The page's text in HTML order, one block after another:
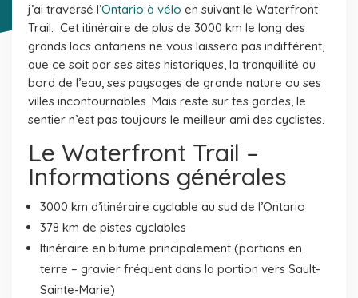
j’ai traversé l’Ontario à vélo en suivant le Waterfront
Trail. Cet itinéraire de plus de 3000 km le long des
grands lacs ontariens ne vous laissera pas indifférent,
que ce soit par ses sites historiques, la tranquillité du
bord de l’eau, ses paysages de grande nature ou ses
villes incontournables. Mais reste sur tes gardes, le
sentier n’est pas toujours le meilleur ami des cyclistes.
Le Waterfront Trail –
Informations générales
3000 km d’itinéraire cyclable au sud de l’Ontario
378 km de pistes cyclables
Itinéraire en bitume principalement (portions en
terre – gravier fréquent dans la portion vers Sault-
Sainte-Marie)